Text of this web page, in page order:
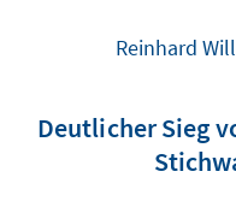
Reinhard
Deutlicher Sieg